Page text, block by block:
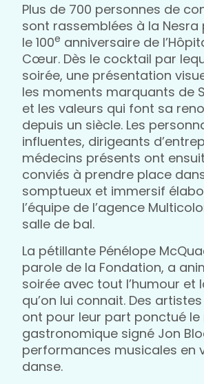
Plus de 700 personnes de
sont rassemblées à la Nesra
le 100e anniversaire de
Cœur. Dès le cocktail par
soirée, une présentation
les moments marquants de
et les valeurs qui font sa
depuis un siècle. Les
influentes, dirigeants
médecins présents ont
conviés à prendre place
somptueux et immersif
l’équipe de l’agence
salle de bal.
La pétillante Pénélope
parole de la Fondation, a
soirée avec tout l’humour et
qu’on lui connait. Des
ont pour leur part ponctué le
gastronomique signé Jon
performances musicales en
danse.